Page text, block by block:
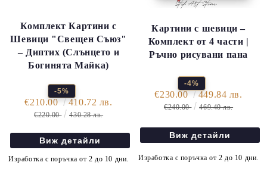
Комплект Картини с
Шевици "Свещен Съюз"
– Диптих (Слънцето и
Богинята Майка)
-5%
€210.00 410.72 лв.
€220.00 430.28 лв.
Виж детайли
Изработка с поръчка от 2 до 10 дни.
Картини с шевици –
Комплект от 4 части |
Ръчно рисувани пана
-4%
€230.00 449.84 лв.
€240.00 469.40 лв.
Виж детайли
Изработка с поръчка от 2 до 10 дни.